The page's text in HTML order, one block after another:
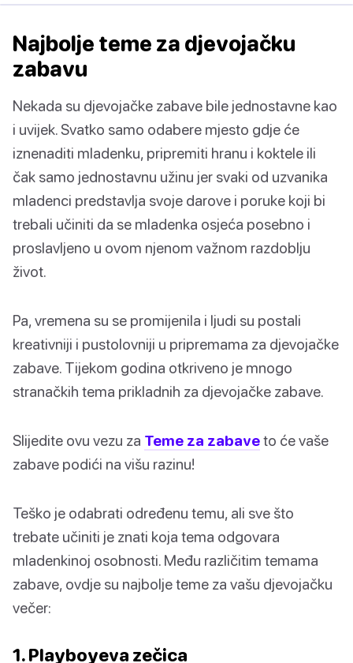
Najbolje teme za djevojačku
zabavu
Nekada su djevojačke zabave bile jednostavne kao
i uvijek. Svatko samo odabere mjesto gdje će
iznenaditi mladenku, pripremiti hranu i koktele ili
čak samo jednostavnu užinu jer svaki od uzvanika
mladenci predstavlja svoje darove i poruke koji bi
trebali učiniti da se mladenka osjeća posebno i
proslavljeno u ovom njenom važnom razdoblju
život.
Pa, vremena su se promijenila i ljudi su postali
kreativniji i pustolovniji u pripremama za djevojačke
zabave. Tijekom godina otkriveno je mnogo
stranačkih tema prikladnih za djevojačke zabave.
Slijedite ovu vezu za Teme za zabaveto će vaše
zabave podići na višu razinu!
Teško je odabrati određenu temu, ali sve što
trebate učiniti je znati koja tema odgovara
mladenkinoj osobnosti. Među različitim temama
zabave, ovdje su najbolje teme za vašu djevojačku
večer:
1. Playboyeva zečica